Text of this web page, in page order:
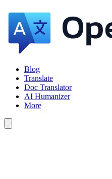
Blog
Translate
Doc Translator
AI Humanizer
More